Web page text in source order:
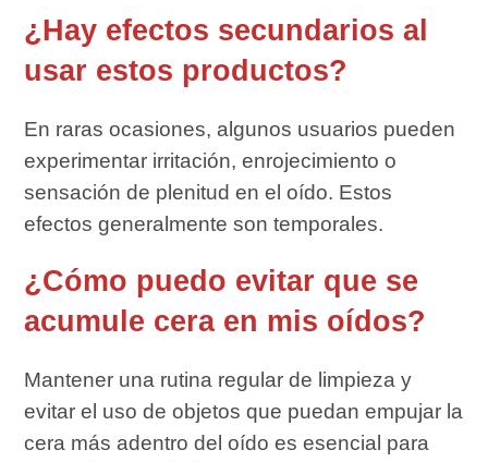
¿Hay efectos secundarios al
usar estos productos?
En raras ocasiones, algunos usuarios pueden
experimentar irritación, enrojecimiento o
sensación de plenitud en el oído. Estos
efectos generalmente son temporales.
¿Cómo puedo evitar que se
acumule cera en mis oídos?
Mantener una rutina regular de limpieza y
evitar el uso de objetos que puedan empujar la
cera más adentro del oído es esencial para